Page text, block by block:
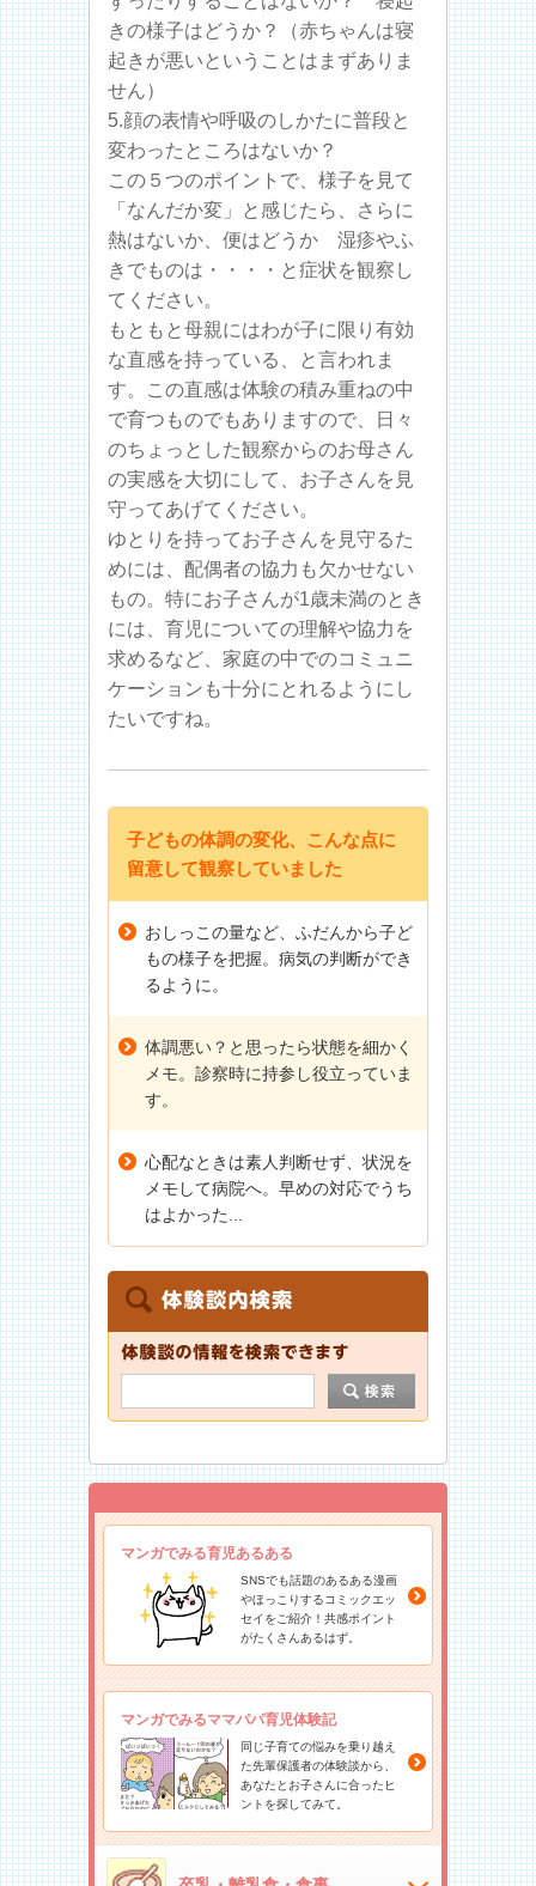
きの様子はどうか？（赤ちゃんは寝
起きが悪いということはまずありま
せん）
5.顔の表情や呼吸のしかたに普段と
変わったところはないか？
この５つのポイントで、様子を見て
「なんだか変」と感じたら、さらに
熱はないか、便はどうか 湿疹やふ
きでものは・・・・と症状を観察し
てください。
もともと母親にはわが子に限り有効
な直感を持っている、と言われま
す。この直感は体験の積み重ねの中
で育つものでもありますので、日々
のちょっとした観察からのお母さん
の実感を大切にして、お子さんを見
守ってあげてください。
ゆとりを持ってお子さんを見守るた
めには、配偶者の協力も欠かせない
もの。特にお子さんが1歳未満のとき
には、育児についての理解や協力を
求めるなど、家庭の中でのコミュニ
ケーションも十分にとれるようにし
たいですね。
子どもの体調の変化、こんな点に
留意して観察していました
おしっこの量など、ふだんから子ど
もの様子を把握。病気の判断ができ
るように。
体調悪い？と思ったら状態を細かく
メモ。診察時に持参し役立っていま
す。
心配なときは素人判断せず、状況を
メモして病院へ。早めの対応でうち
はよかった...
マンガでみる育児あるある
SNSでも話題のあるある漫画
やほっこりするコミックエッ
セイをご紹介！共感ポイント
がたくさんあるはず。
マンガでみるママパパ育児体験記
同じ子育ての悩みを乗り越え
た先輩保護者の体験談から、
あなたとお子さんに合ったヒ
ントを探してみて。